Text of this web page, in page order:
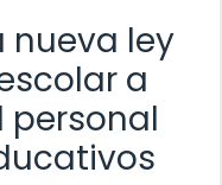
nueva ley
a
personal